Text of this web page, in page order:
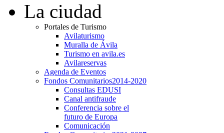
La ciudad
Portales de Turismo
Avilaturismo
Muralla de Ávila
Turismo en avila.es
Avilareservas
Agenda de Eventos
Fondos Comunitarios2014-2020
Consultas EDUSI
Canal antifraude
Conferencia sobre el
futuro de Europa
Comunicación